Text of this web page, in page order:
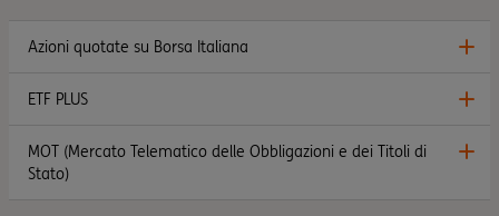
Azioni quotate su Borsa Italiana
ETF PLUS
MOT (Mercato Telematico delle Obbligazioni e dei Titoli di
Stato)